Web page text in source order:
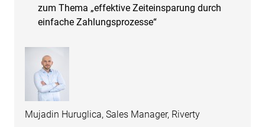
zum Thema „effektive Zeiteinsparung durch
einfache Zahlungsprozesse“
Mujadin Huruglica, Sales Manager, Riverty